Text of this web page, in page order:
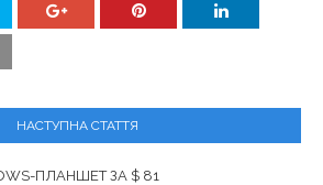
НАСТУПНА СТАТТЯ
ПЛАНШЕТ ЗА $ 81